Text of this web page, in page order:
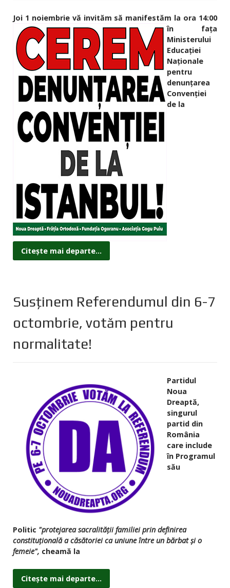
Joi 1 noiembrie vă invităm să manifestăm la ora 14:00
în fața
Ministerului
Educației
Naționale
pentru
denunțarea
Convenției
de la
Citește mai departe...
Susținem Referendumul din 6-7
octombrie, votăm pentru
normalitate!
Partidul
Noua
Dreaptă,
singurul
partid din
România
care include
în Programul
său
Politic "protejarea sacralității familiei prin definirea
constituțională a căsătoriei ca uniune între un bărbat și o
femeie", cheamă la
Citește mai departe...